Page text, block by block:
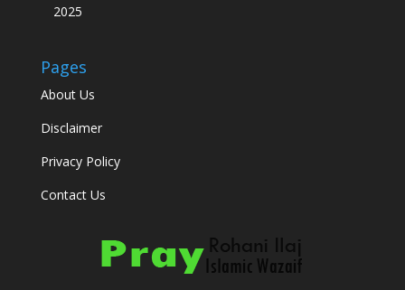
2025
Pages
About Us
Disclaimer
Privacy Policy
Contact Us